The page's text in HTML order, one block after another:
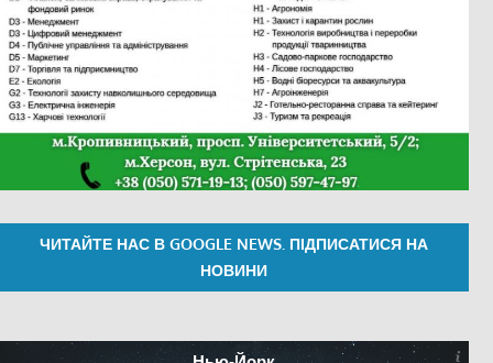
ЧИТАЙТЕ НАС В GOOGLE NEWS. ПІДПИСАТИСЯ НА
НОВИНИ